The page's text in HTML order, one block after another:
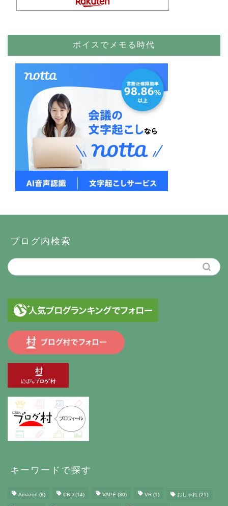
ボイスでメモる時代
ブログ内検索
キーワードで探す
Amazon (8) CBD (14) VAPE (30) VR (1) おしゃれ (21)